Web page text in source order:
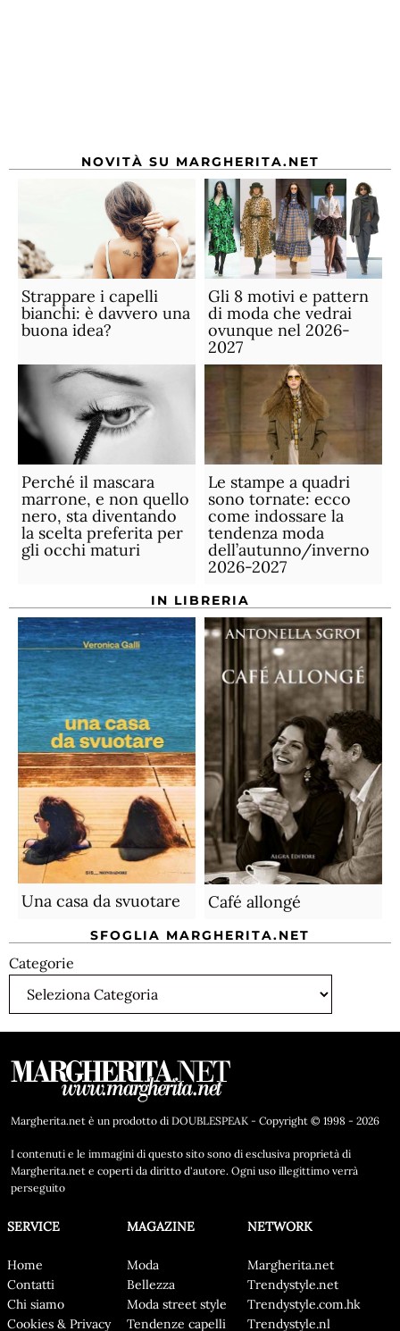
NOVITÀ SU MARGHERITA.NET
Strappare i capelli
bianchi: è davvero una
buona idea?
Gli 8 motivi e pattern
di moda che vedrai
ovunque nel 2026-
2027
Perché il mascara
marrone, e non quello
nero, sta diventando
la scelta preferita per
gli occhi maturi
Le stampe a quadri
sono tornate: ecco
come indossare la
tendenza moda
dell’autunno/inverno
2026-2027
IN LIBRERIA
Una casa da svuotare Café allongé
SFOGLIA MARGHERITA.NET
Categorie
Margherita.net è un prodotto di DOUBLESPEAK - Copyright © 1998 - 2026
I contenuti e le immagini di questo sito sono di esclusiva proprietà di
Margherita.net e coperti da diritto d'autore. Ogni uso illegittimo verrà
perseguito
SERVICE
Home
Contatti
Chi siamo
Cookies & Privacy
MAGAZINE
Moda
Bellezza
Moda street style
Tendenze capelli
NETWORK
Margherita.net
Trendystyle.net
Trendystyle.com.hk
Trendystyle.nl